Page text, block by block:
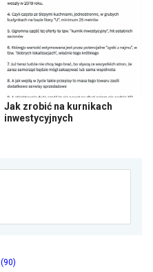
Jak zrobić na kurnikach
inwestycyjnych
(90)